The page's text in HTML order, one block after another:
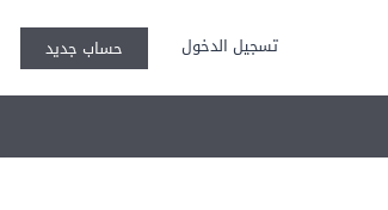
تسجيل الدخول حساب جديد